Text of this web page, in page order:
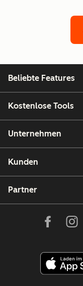
Beliebte Features
Kostenlose Tools
Unternehmen
Kunden
Partner